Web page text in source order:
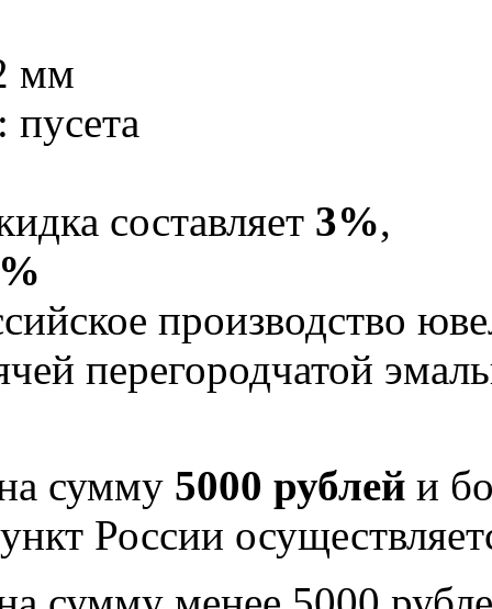
мм
пусета
составляет 3%,
производство
перегородчатой
сумму 5000 рублей и
России